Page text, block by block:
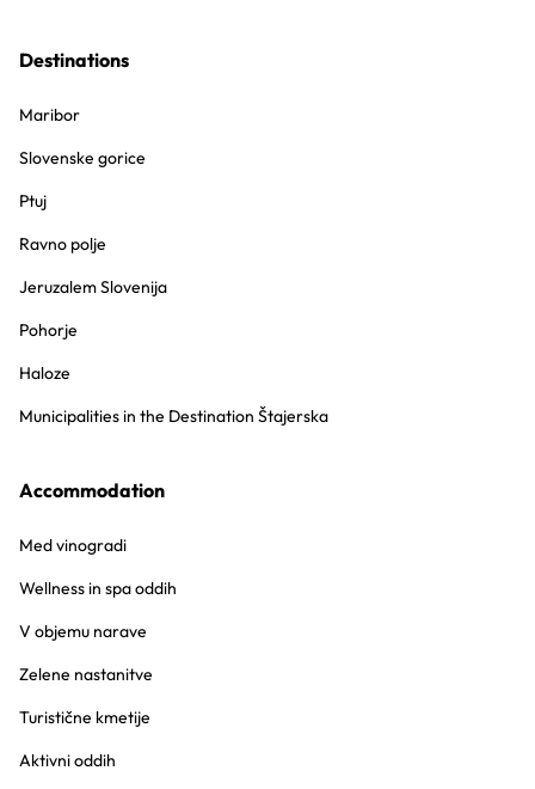
Destinations
Maribor
Slovenske gorice
Ptuj
Ravno polje
Jeruzalem Slovenija
Pohorje
Haloze
Municipalities in the Destination Štajerska
Accommodation
Med vinogradi
Wellness in spa oddih
V objemu narave
Zelene nastanitve
Turistične kmetije
Aktivni oddih